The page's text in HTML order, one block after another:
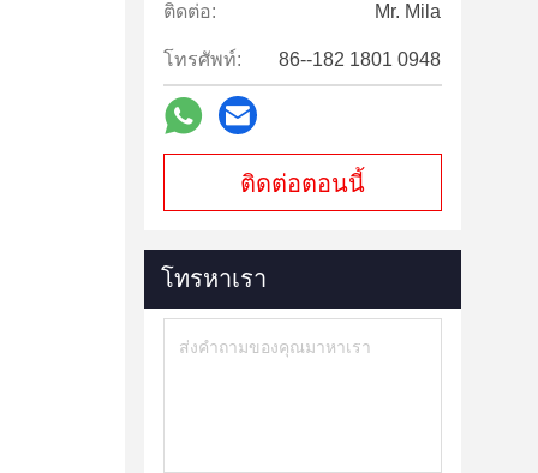
ติดต่อ: Mr. Mila
โทรศัพท์: 86--182 1801 0948
ติดต่อตอนนี้
โทรหาเรา